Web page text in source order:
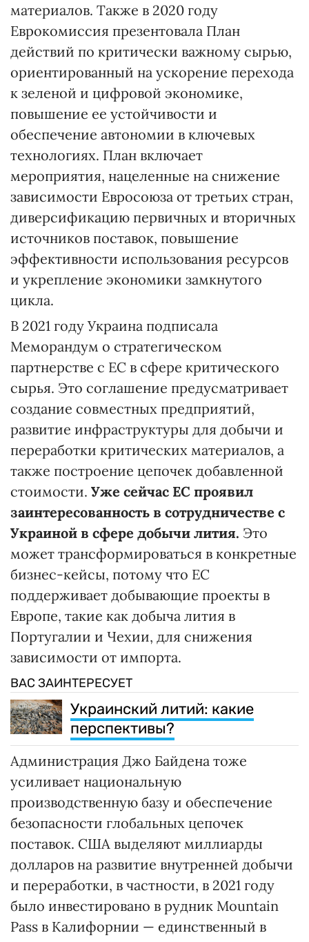
материалов. Также в 2020 году
Еврокомиссия презентовала План
действий по критически важному сырью,
ориентированный на ускорение перехода
к зеленой и цифровой экономике,
повышение ее устойчивости и
обеспечение автономии в ключевых
технологиях. План включает
мероприятия, нацеленные на снижение
зависимости Евросоюза от третьих стран,
диверсификацию первичных и вторичных
источников поставок, повышение
эффективности использования ресурсов
и укрепление экономики замкнутого
цикла.
В 2021 году Украина подписала
Меморандум о стратегическом
партнерстве с ЕС в сфере критического
сырья. Это соглашение предусматривает
создание совместных предприятий,
развитие инфраструктуры для добычи и
переработки критических материалов, а
также построение цепочек добавленной
стоимости. Уже сейчас ЕС проявил
заинтересованность в сотрудничестве с
Украиной в сфере добычи лития. Это
может трансформироваться в конкретные
бизнес-кейсы, потому что ЕС
поддерживает добывающие проекты в
Европе, такие как добыча лития в
Португалии и Чехии, для снижения
зависимости от импорта.
ВАС ЗАИНТЕРЕСУЕТ
Украинский литий: какие
перспективы?
Администрация Джо Байдена тоже
усиливает национальную
производственную базу и обеспечение
безопасности глобальных цепочек
поставок. США выделяют миллиарды
долларов на развитие внутренней добычи
и переработки, в частности, в 2021 году
было инвестировано в рудник Mountain
Pass в Калифорнии — единственный в